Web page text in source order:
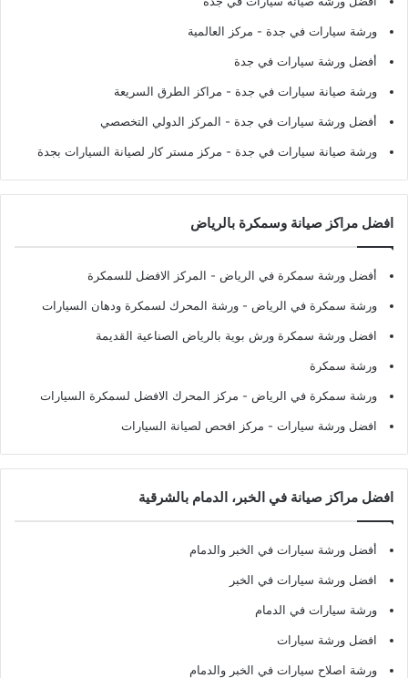
ورشة سيارات في جدة - مركز العالمية
أفضل ورشة سيارات في جدة
ورشة صيانة سيارات في جدة - مراكز الطرق السريعة
أفضل ورشة سيارات في جدة - المركز الدولي التخصصي
ورشة صيانة سيارات في جدة - مركز مستر كار لصيانة السيارات بجدة
افضل مراكز صيانة وسمكرة بالرياض
أفضل ورشة سمكرة في الرياض - المركز الافضل للسمكرة
ورشة سمكرة في الرياض - ورشة المحرك لسمكرة ودهان السيارات
افضل ورشة سمكرة ورش بوية بالرياض الصناعية القديمة
ورشة سمكرة
ورشة سمكرة في الرياض - مركز المحرك الافضل لسمكرة السيارات
افضل ورشة سيارات - مركز افحص لصيانة السيارات
افضل مراكز صيانة في الخبر، الدمام بالشرقية
أفضل ورشة سيارات في الخبر والدمام
افضل ورشة سيارات في الخبر
ورشة سيارات في الدمام
افضل ورشة سيارات
ورشة اصلاح سيارات في الخبر والدمام